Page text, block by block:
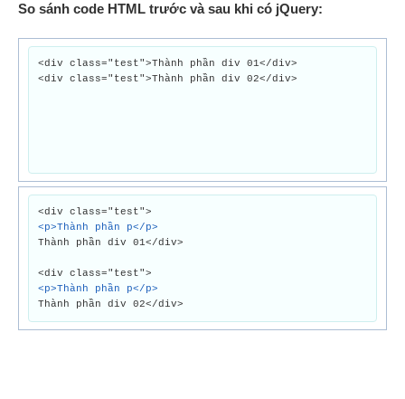
So sánh code HTML trước và sau khi có jQuery:
<div class="test">Thành phần div 01</div>
<div class="test">Thành phần div 02</div>
<div class="test">
<p>Thành phần p</p>
Thành phần div 01</div>
<div class="test">
<p>Thành phần p</p>
Thành phần div 02</div>